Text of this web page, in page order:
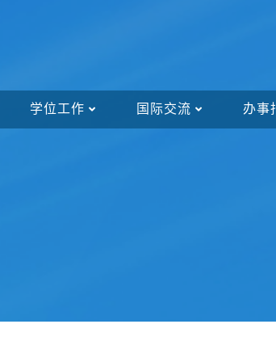
学位工作 国际交流 办事